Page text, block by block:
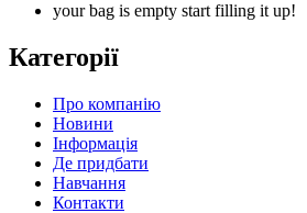
your bag is empty start filling it up!
Категорії
Про компанію
Новини
Інформація
Де придбати
Навчання
Контакти